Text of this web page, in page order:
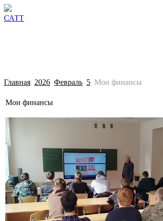
САТТ
Главная 2026 Февраль 5 Мои финансы
Мои финансы